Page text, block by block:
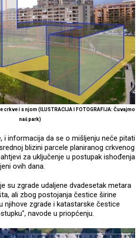
i s njom (ILUSTRACIJA I FOTOGRAFIJA: Čuvajmo
naš park)
i informacija da se o mišljenju neće pitati
blizini parcele planiranog crkvenog
za uključenje u postupak ishođenja
ovih dana.
su zgrade udaljene dvadesetak metara
ali zbog postojanja čestice širine
njihove zgrade i katastarske čestice
navode u priopćenju.